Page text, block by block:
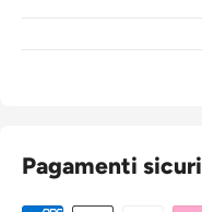
Pagamenti sicuri